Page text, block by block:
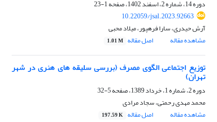
دوره 14، شماره 2، اسفند 1402، صفحه
1-23
10.22059/jsal.2023.92663
آرش حیدری، سارا فرهپور، میلاد محبی
مشاهده مقاله
اصل مقاله 1.01 M
توزیع اجتماعی الگوی مصرف (بررسی سلیقه های هنری در شهر
تهران)
دوره 2، شماره 1، خرداد 1389، صفحه
5-32
محمد مهدی رحمتی، سجاد مرادی
مشاهده مقاله
اصل مقاله 197.59 K